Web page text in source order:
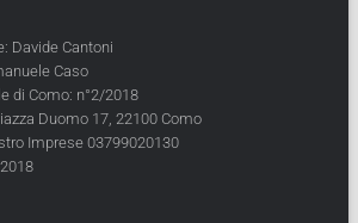
Davide Cantoni
Caso
di Como: n°2/2018
Duomo 17, 22100 Como
Imprese 03799020130